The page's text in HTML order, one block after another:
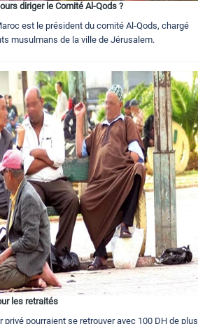
diriger le Comité Al-Qods ?
est le président du comité Al-Qods, chargé
musulmans de la ville de Jérusalem.
les retraités
pourraient se retrouver avec 100 DH de plus